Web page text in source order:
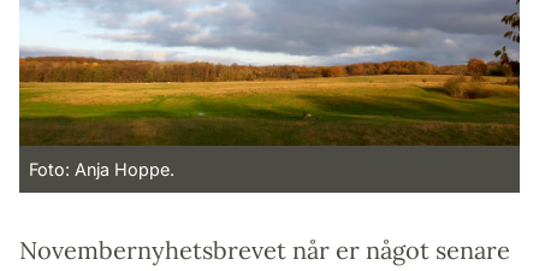
Foto: Anja Hoppe.
Novembernyhetsbrevet når er något senare